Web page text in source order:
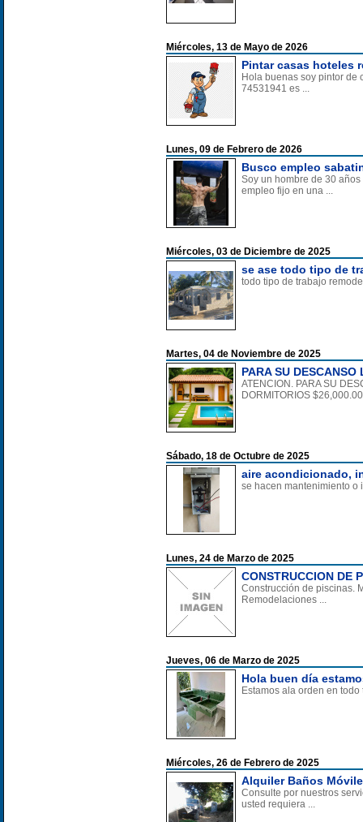
Miércoles, 13 de Mayo de 2026
Pintar casas hoteles
Hola buenas soy pintor de
74531941 es ...
Lunes, 09 de Febrero de 2026
Busco empleo
Soy un hombre de 30
empleo fijo en una ...
Miércoles, 03 de Diciembre de 2025
se ase todo tipo de
todo tipo de trabajo
Martes, 04 de Noviembre de 2025
PARA SU
ATENCION. PARA SU
DORMITORIOS
Sábado, 18 de Octubre de 2025
aire acondicionado,
se hacen mantenimiento o
Lunes, 24 de Marzo de 2025
CONSTRUCCION DE
Construcción de piscinas.
Remodelaciones ...
Jueves, 06 de Marzo de 2025
Hola buen día
Estamos ala orden en
Miércoles, 26 de Febrero de 2025
Alquiler Baños
Consulte por nuestros
usted requiera ...